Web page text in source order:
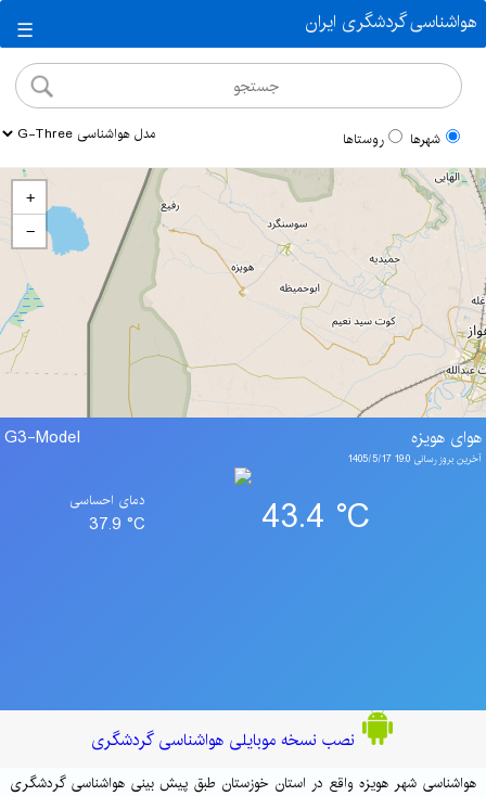
هواشناسی گردشگری ایران ☰
شهرها روستاها
+
−
هوای هویزه G3-Model
آخرین بروز رسانی 19:0 1405/5/17
43.4 °C دمای احساسی
37.9 °C
نصب نسخه موبایلی هواشناسی گردشگری
هواشناسی شهر هویزه واقع در استان خوزستان طبق پیش بینی هواشناسی گردشگری